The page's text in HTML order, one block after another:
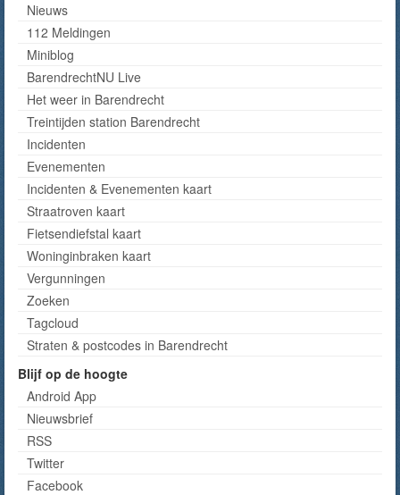
Nieuws
112 Meldingen
Miniblog
BarendrechtNU Live
Het weer in Barendrecht
Treintijden station Barendrecht
Incidenten
Evenementen
Incidenten & Evenementen kaart
Straatroven kaart
Fietsendiefstal kaart
Woninginbraken kaart
Vergunningen
Zoeken
Tagcloud
Straten & postcodes in Barendrecht
Blijf op de hoogte
Android App
Nieuwsbrief
RSS
Twitter
Facebook